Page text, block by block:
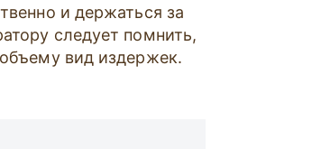
и держаться за
следует помнить,
вид издержек.